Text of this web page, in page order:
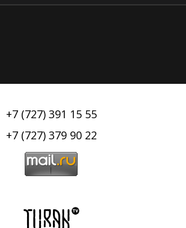
+7 (727) 391 15 55
+7 (727) 379 90 22